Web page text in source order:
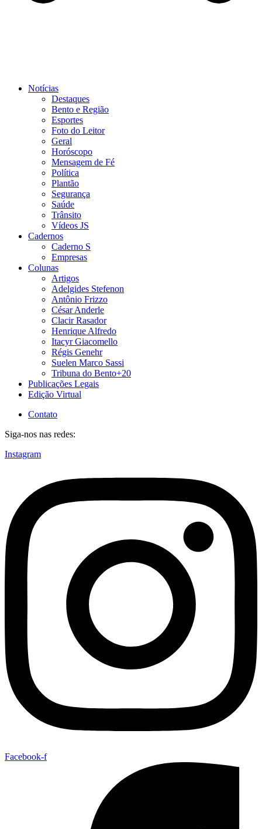
Notícias
Destaques
Bento e Região
Esportes
Foto do Leitor
Geral
Horóscopo
Mensagem de Fé
Política
Plantão
Segurança
Saúde
Trânsito
Vídeos JS
Cadernos
Caderno S
Empresas
Colunas
Artigos
Adelgides Stefenon
Antônio Frizzo
César Anderle
Clacir Rasador
Henrique Alfredo
Itacyr Giacomello
Régis Genehr
Suelen Marco Sassi
Tribuna do Bento+20
Publicações Legais
Edição Virtual
Contato
Siga-nos nas redes:
Instagram
Facebook-f